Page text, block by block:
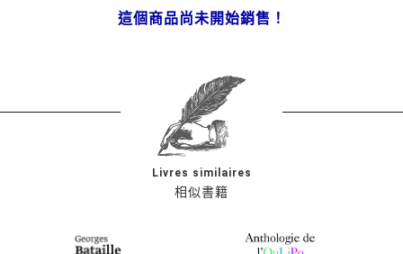
這個商品尚未開始銷售！
相似書籍
Livres similaires